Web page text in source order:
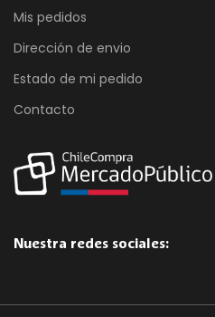
Mis pedidos
Dirección de envio
Estado de mi pedido
Contacto
Nuestra redes sociales: